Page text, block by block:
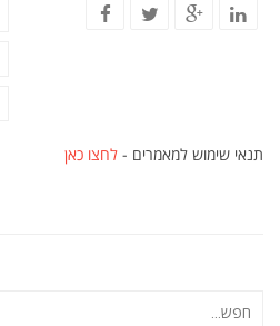
תנאי שימוש למאמרים - לחצו כאן